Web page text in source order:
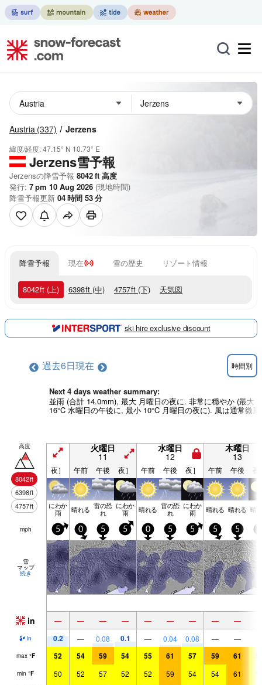
Austria (337) Jerzens
緯度/経度:47.15° N 10.73° E
Jerzens雪予報
Jerzensの降雪予報 8042ft 高度
発行: 7 pm 10 Aug 2026 (現地時間)
降雪予報更新 04時間 53分
降雪予報 現在 雪の歴史 リゾート情報
8042ft (上) 6398ft (中) 4757ft (下) 天気図
ski hire exclusive discount
過去6日現在 時間別
Next 4 days weather summary:
並雨 (合計 14.0mm), 最大 月曜日の夜に. 非常に穏やか (最大
16°C 水曜日の午後に, 最小 10°C 月曜日の夜に). 風は通常微風.
高度
8042ft
6398ft
4757ft
火曜日
11
水曜日
12
木曜日
13
夜］ 午前 午後 夜］ 午前 午後 夜］ 午前 午後 夜
にわか
雨 晴れる 雷の恐
れ
にわか
雨 晴れる 雷の恐
れ
にわか
雨 晴れる 晴れる 晴
mph 5 0 5 5 0 5 5 5 5
雪
マップ
続き
in — — — — — — — — —
in 0.2 — 0.08 0.1 — 0.04 0.08 — —
max °F 52 54 59 54 55 61 57 59 61
min °F 50 52 57 52 52 59 54 54 61